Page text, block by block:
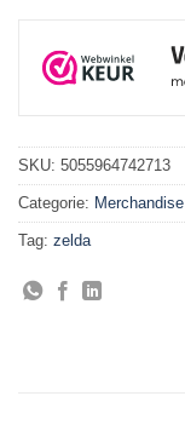
SKU: 5055964742713
Categorie: Merchandise
Tag: zelda